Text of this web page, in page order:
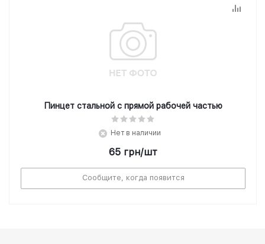
Пинцет стальной с прямой рабочей частью
Нет в наличии
65 грн/шт
Сообщите, когда появится